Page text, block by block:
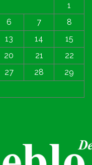
1
6 7
8
13 14
15
20 21
22
27 28
29